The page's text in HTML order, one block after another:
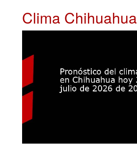
Clima Chihuahua